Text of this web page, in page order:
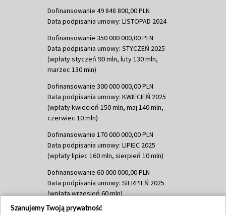
Dofinansowanie 49 848 800,00 PLN
Data podpisania umowy: LISTOPAD 2024
Dofinansowanie 350 000 000,00 PLN
Data podpisania umowy: STYCZEŃ 2025
(wpłaty styczeń 90 mln, luty 130 mln,
marzec 130 mln)
Dofinansowanie 300 000 000,00 PLN
Data podpisania umowy: KWIECIEŃ 2025
(wpłaty kwiecień 150 mln, maj 140 mln,
czerwiec 10 mln)
Dofinansowanie 170 000 000,00 PLN
Data podpisania umowy: LIPIEC 2025
(wpłaty lipiec 160 mln, sierpień 10 mln)
Dofinansowanie 60 000 000,00 PLN
Data podpisania umowy: SIERPIEŃ 2025
(wpłata wrzesień 60 mln)
Dofinansowanie 635 783 051,21 PLN
Szanujemy Twoją prywatność